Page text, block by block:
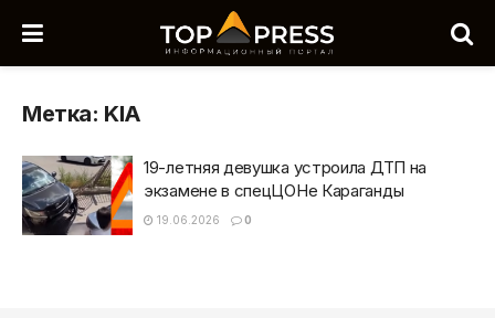
Метка: KIA
19-летняя девушка устроила ДТП на
экзамене в спецЦОНе Караганды
19.06.2026 0